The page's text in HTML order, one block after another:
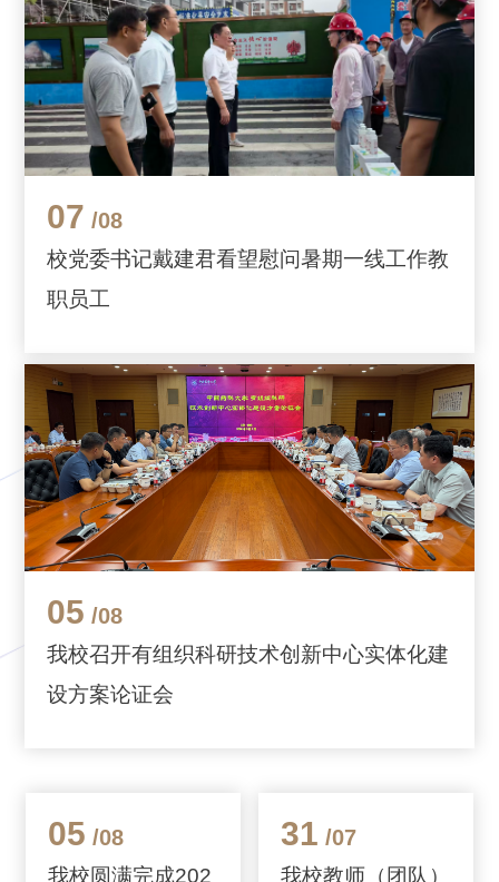
07 /08
校党委书记戴建君看望慰问暑期一线工作教
职员工
05 /08
我校召开有组织科研技术创新中心实体化建
设方案论证会
05 /08
我校圆满完成202
31 /07
我校教师（团队）